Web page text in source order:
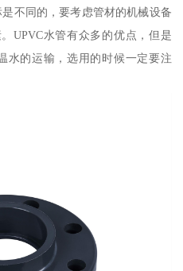
不同的，要考虑管材的机械设备
UPVC水管有众多的优点，但是
水的运输，选用的时候一定要注